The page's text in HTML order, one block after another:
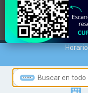
MARCAS
NOTICIAS